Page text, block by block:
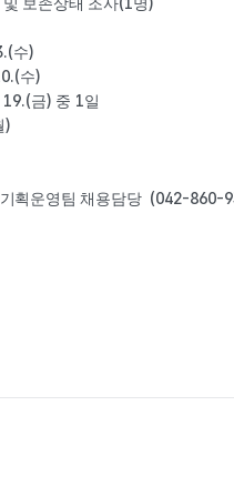
보존상태 조사 명
수)
수)
19.(금) 중 1일
)
획운영팀 채용담당 (042-860-